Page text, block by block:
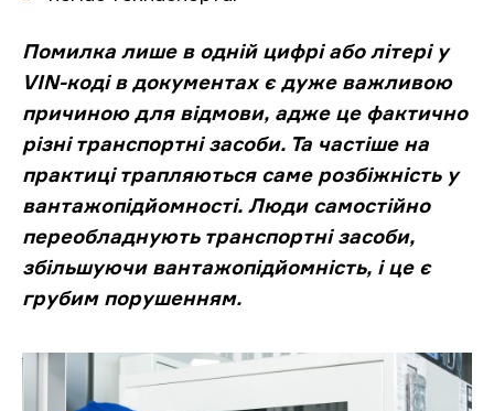
Помилка лише в одній цифрі або літері у
VIN-коді в документах є дуже важливою
причиною для відмови, адже це фактично
різні транспортні засоби. Та частіше на
практиці трапляються саме розбіжність у
вантажопідйомності. Люди самостійно
переобладнують транспортні засоби,
збільшуючи вантажопідйомність, і це є
грубим порушенням.